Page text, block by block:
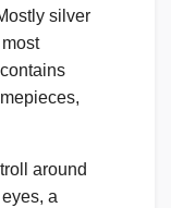
silver
around
a